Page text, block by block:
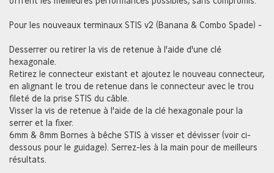
Pour les nouveaux terminaux STIS v2 (Banana & Combo Spade) -
Desserrer ou retirer la vis de retenue à l'aide d'une clé
hexagonale.
Retirez le connecteur existant et ajoutez le nouveau connecteur,
en alignant le trou de retenue dans le connecteur avec le trou
fileté de la prise STIS du câble.
Visser la vis de retenue à l'aide de la clé hexagonale pour la
serrer et la fixer.
6mm & 8mm Bornes à bêche STIS à visser et dévisser (voir ci-
dessous pour le guidage). Serrez-les à la main pour de meilleurs
résultats.